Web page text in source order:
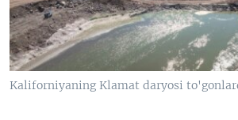
VIDEO
XABARLAR SURATLARDA
ODNOKLASSNIKI
TELEGRAM
TWITTER
Kaliforniyaning Klamat daryosi